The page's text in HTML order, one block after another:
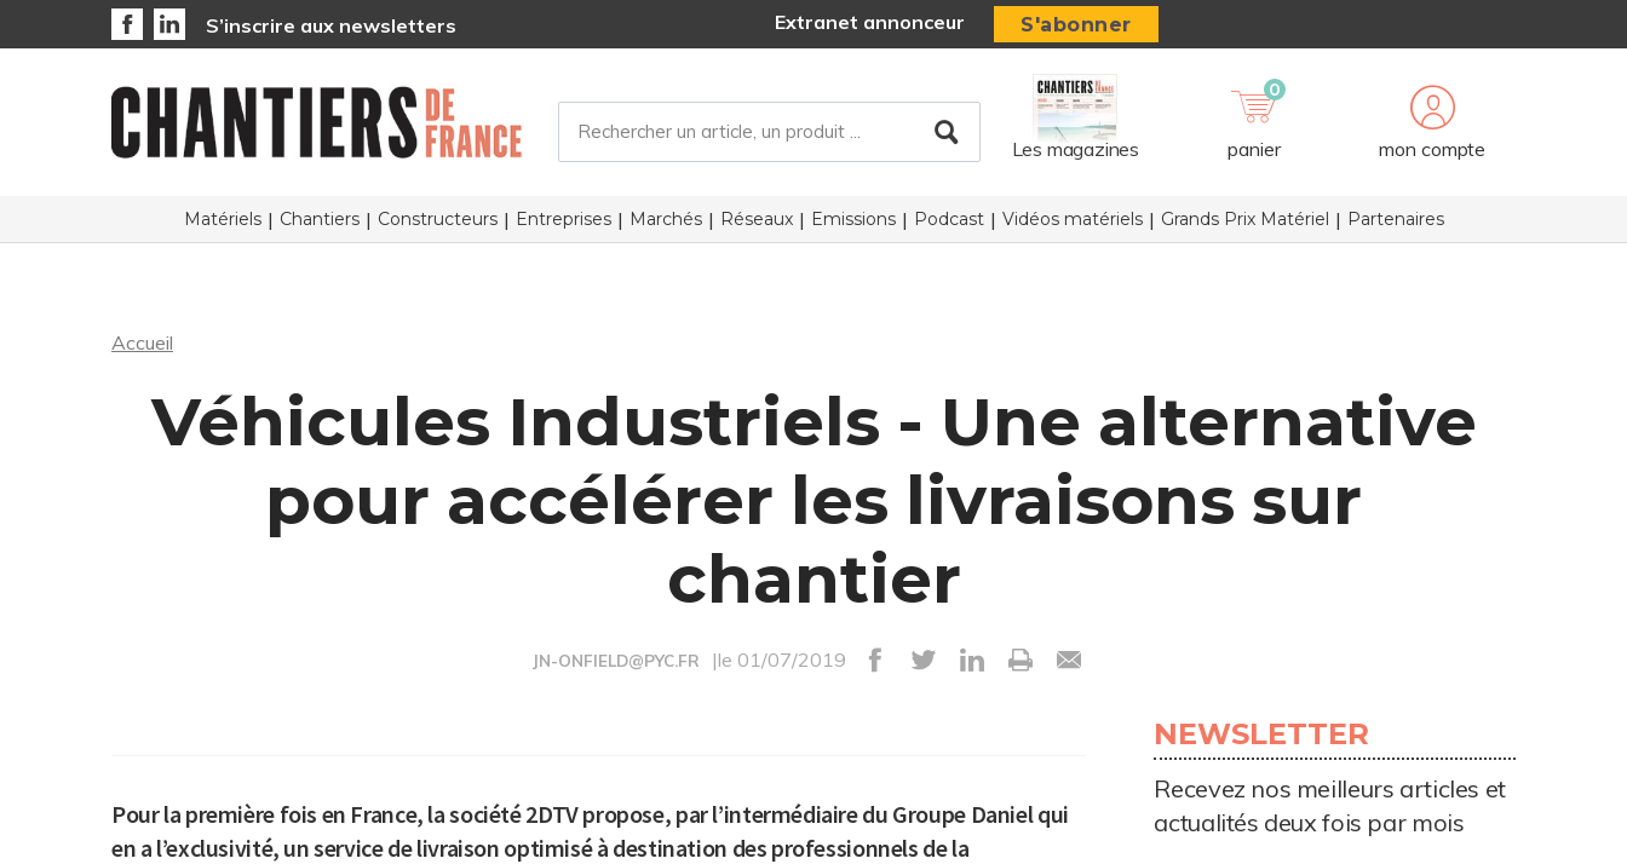
S’inscrire aux newsletters Extranet annonceur S'abonner
Les magazines
0
panier mon compte
Matériels Chantiers Constructeurs Entreprises Marchés Réseaux Emissions Podcast Vidéos matériels Grands Prix Matériel Partenaires
Accueil
Véhicules Industriels - Une alternative
pour accélérer les livraisons sur
chantier
JN-ONFIELD@PYC.FR |le 01/07/2019
Pour la première fois en France, la société 2DTV propose, par l’intermédiaire du Groupe Daniel qui
en a l’exclusivité, un service de livraison optimisé à destination des professionnels de la
NEWSLETTER
Recevez nos meilleurs articles et
actualités deux fois par mois